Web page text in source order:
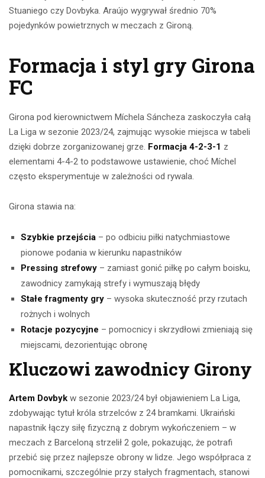
Stuaniego czy Dovbyka. Araújo wygrywał średnio 70%
pojedynków powietrznych w meczach z Gironą.
Formacja i styl gry Girona
FC
Girona pod kierownictwem Míchela Sáncheza zaskoczyła całą
La Liga w sezonie 2023/24, zajmując wysokie miejsca w tabeli
dzięki dobrze zorganizowanej grze. Formacja 4-2-3-1 z
elementami 4-4-2 to podstawowe ustawienie, choć Míchel
często eksperymentuje w zależności od rywala.
Girona stawia na:
Szybkie przejścia – po odbiciu piłki natychmiastowe
pionowe podania w kierunku napastników
Pressing strefowy – zamiast gonić piłkę po całym boisku,
zawodnicy zamykają strefy i wymuszają błędy
Stałe fragmenty gry – wysoka skuteczność przy rzutach
rożnych i wolnych
Rotacje pozycyjne – pomocnicy i skrzydłowi zmieniają się
miejscami, dezorientując obronę
Kluczowi zawodnicy Girony
Artem Dovbyk w sezonie 2023/24 był objawieniem La Liga,
zdobywając tytuł króla strzelców z 24 bramkami. Ukraiński
napastnik łączy siłę fizyczną z dobrym wykończeniem – w
meczach z Barceloną strzelił 2 gole, pokazując, że potrafi
przebić się przez najlepsze obrony w lidze. Jego współpraca z
pomocnikami, szczególnie przy stałych fragmentach, stanowi